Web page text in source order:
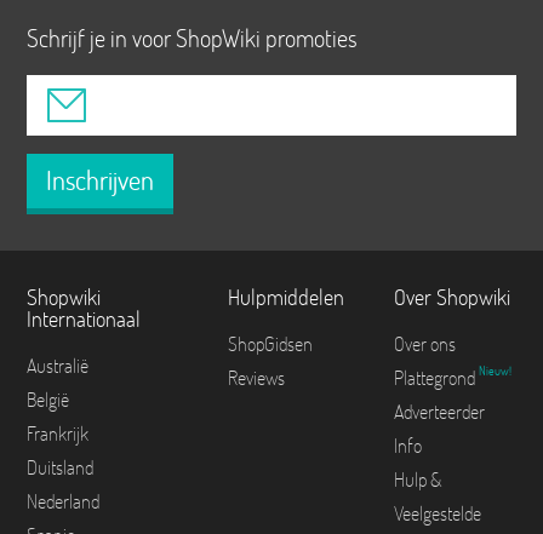
Schrijf je in voor ShopWiki promoties
Inschrijven
Shopwiki
Internationaal
Australië
België
Frankrijk
Duitsland
Nederland
Hulpmiddelen
ShopGidsen
Reviews
Over Shopwiki
Over ons
Plattegrond Nieuw!
Adverteerder
Info
Hulp &
Veelgestelde